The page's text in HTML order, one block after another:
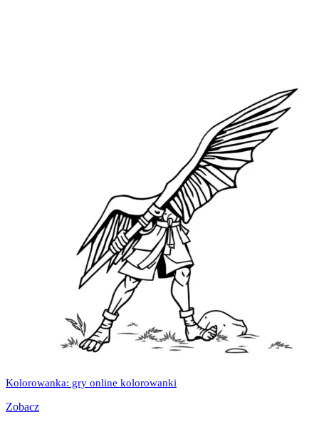
Kolorowanka: gry online kolorowanki
Zobacz